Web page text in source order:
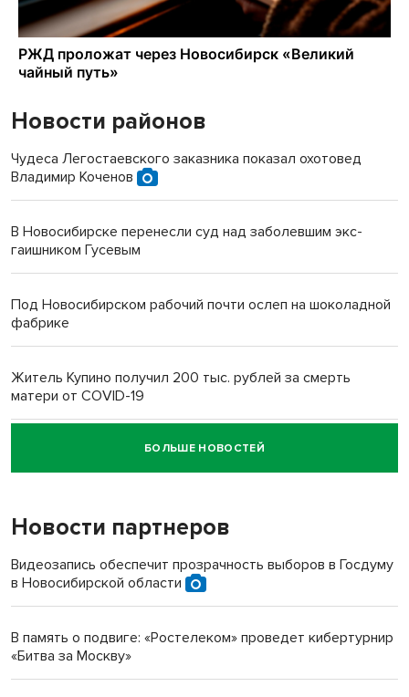
Новости районов
Чудеса Легостаевского заказника показал охотовед
Владимир Коченов
В Новосибирске перенесли суд над заболевшим экс-
гаишником Гусевым
Под Новосибирском рабочий почти ослеп на шоколадной
фабрике
Житель Купино получил 200 тыс. рублей за смерть
матери от COVID-19
Новосибирский суд наказал водителя за смерть
пенсионерки на вокзале
БОЛЬШЕ НОВОСТЕЙ
Новости партнеров
Видеозапись обеспечит прозрачность выборов в Госдуму
в Новосибирской области
В память о подвиге: «Ростелеком» проведет кибертурнир
«Битва за Москву»